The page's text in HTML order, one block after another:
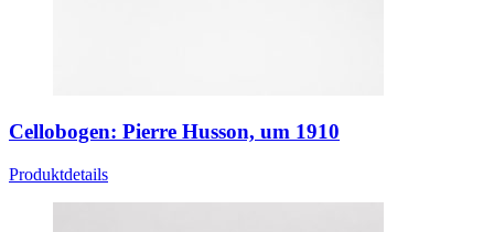
Cellobogen: Pierre Husson, um 1910
Produktdetails